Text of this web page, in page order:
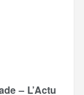
– L’Actu